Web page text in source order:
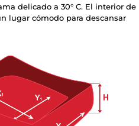
delicado a 30° C. El interior de
lugar cómodo para descansar